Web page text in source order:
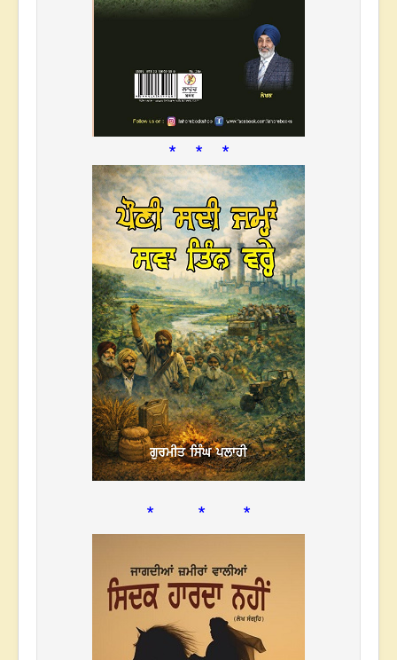
* * *
* * *